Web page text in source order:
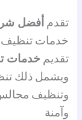
تقدم أفضل
خدمات تنظيف
تقديم خدمات
ويشمل ذلك
وتنظيف مجالس
وآمنة